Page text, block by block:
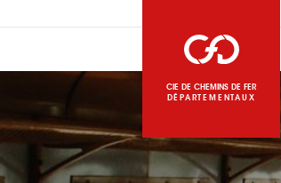
CIE DE CHEMINS DE FER
DÉPARTEMENTAUX